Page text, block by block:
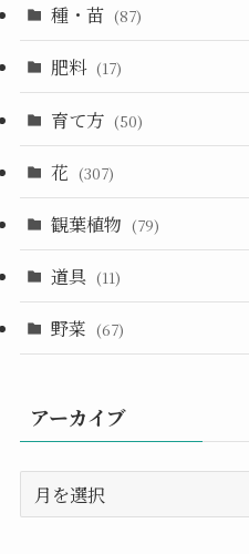
種・苗 (87)
肥料 (17)
育て方 (50)
花 (307)
観葉植物 (79)
道具 (11)
野菜 (67)
アーカイブ
ー